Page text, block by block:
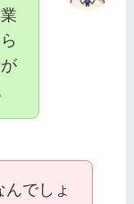
でしょ